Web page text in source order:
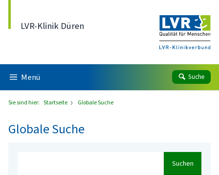
LVR-Klinik Düren
Menü Suche
Sie sind hier: Startseite Globale Suche
Globale Suche
Suchen